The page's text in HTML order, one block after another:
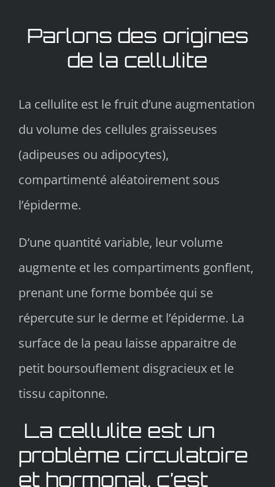
Parlons des origines
de la cellulite
La cellulite est le fruit d’une augmentation
du volume des cellules graisseuses
(adipeuses ou adipocytes),
compartimenté aléatoirement sous
l’épiderme.
D’une quantité variable, leur volume
augmente et les compartiments gonflent,
prenant une forme bombée qui se
répercute sur le derme et l’épiderme. La
surface de la peau laisse apparaitre de
petit boursouflement disgracieux et le
tissu capitonne.
La cellulite est un
problème circulatoire
et hormonal, c’est